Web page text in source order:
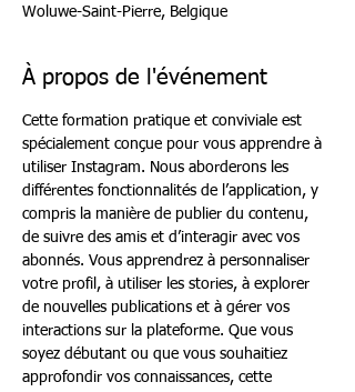
Woluwe-Saint-Pierre, Belgique
À propos de l'événement
Cette formation pratique et conviviale est
spécialement conçue pour vous apprendre à
utiliser Instagram. Nous aborderons les
différentes fonctionnalités de l’application, y
compris la manière de publier du contenu,
de suivre des amis et d’interagir avec vos
abonnés. Vous apprendrez à personnaliser
votre profil, à utiliser les stories, à explorer
de nouvelles publications et à gérer vos
interactions sur la plateforme. Que vous
soyez débutant ou que vous souhaitiez
approfondir vos connaissances, cette